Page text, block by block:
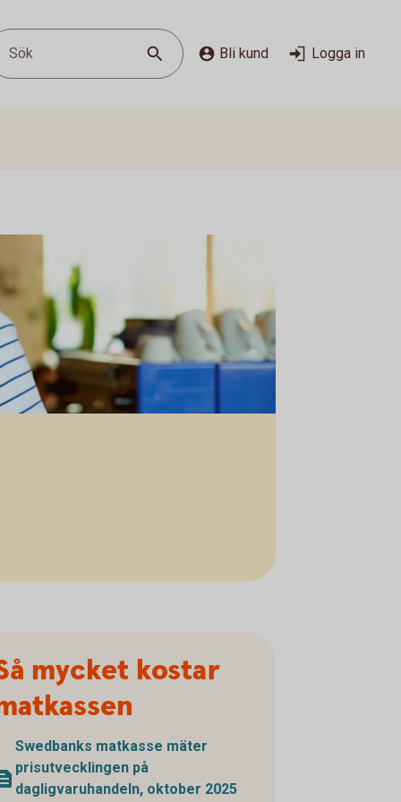
Sök Bli kund Logga in
mycket kostar
Swedbanks matkasse mäter
prisutvecklingen på
dagligvaruhandeln, oktober 2025